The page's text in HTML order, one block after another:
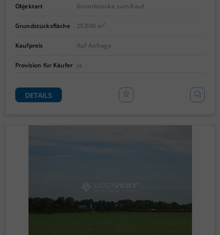
Objektart Grundstücke zum Kauf
Grundstücksfläche 25.000 m2
Kaufpreis Auf Anfrage
Provision für Käufer Ja
DETAILS